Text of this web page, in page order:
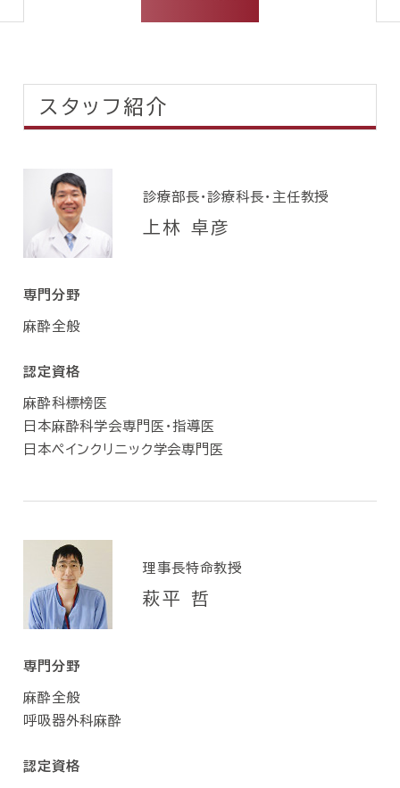
スタッフ紹介
診療部長・診療科長・主任教授
上林 卓彦
専門分野
麻酔全般
認定資格
麻酔科標榜医
日本麻酔科学会専門医・指導医
日本ペインクリニック学会専門医
理事長特命教授
萩平 哲
専門分野
麻酔全般
呼吸器外科麻酔
認定資格